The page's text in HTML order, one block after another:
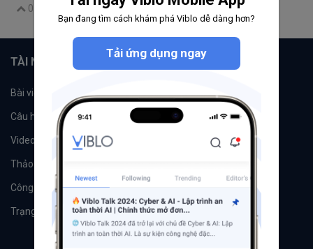
0
TÀI NGUYÊN
Bài viết Tổ chức
Câu hỏi Tags
Videos
Thảo luận
Công cụ
Trạng thái hệ thống
Bạn đang tìm cách khám phá Viblo dễ dàng hơn?
Tải ứng dụng ngay